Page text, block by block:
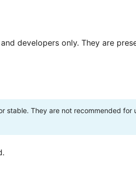
developers only. They are
stable. They are not recommended for